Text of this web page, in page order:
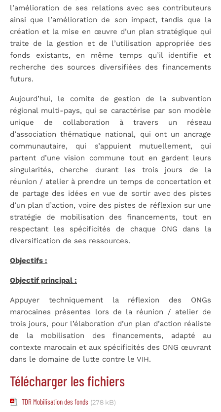
l’amélioration de ses relations avec ses contributeurs
ainsi que l’amélioration de son impact, tandis que la
création et la mise en œuvre d’un plan stratégique qui
traite de la gestion et de l’utilisation appropriée des
fonds existants, en même temps qu’il identifie et
recherche des sources diversifiées des financements
futurs.
Aujourd’hui, le comite de gestion de la subvention
régional multi-pays, qui se caractérise par son modèle
unique de collaboration à travers un réseau
d’association thématique national, qui ont un ancrage
communautaire, qui s’appuient mutuellement, qui
partent d’une vision commune tout en gardent leurs
singularités, cherche durant les trois jours de la
réunion / atelier à prendre un temps de concertation et
de partage des idées en vue de sortir avec des pistes
d’un plan d’action, voire des pistes de réflexion sur une
stratégie de mobilisation des financements, tout en
respectant les spécificités de chaque ONG dans la
diversification de ses ressources.
Objectifs :
Objectif principal :
Appuyer techniquement la réflexion des ONGs
marocaines présentes lors de la réunion / atelier de
trois jours, pour l’élaboration d’un plan d’action réaliste
de la mobilisation des financements, adapté au
contexte marocain et aux spécificités des ONG œuvrant
dans le domaine de lutte contre le VIH.
Télécharger les fichiers
TDR Mobilisation des fonds (278 kB)